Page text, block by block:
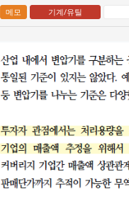
메모 기계/유틸